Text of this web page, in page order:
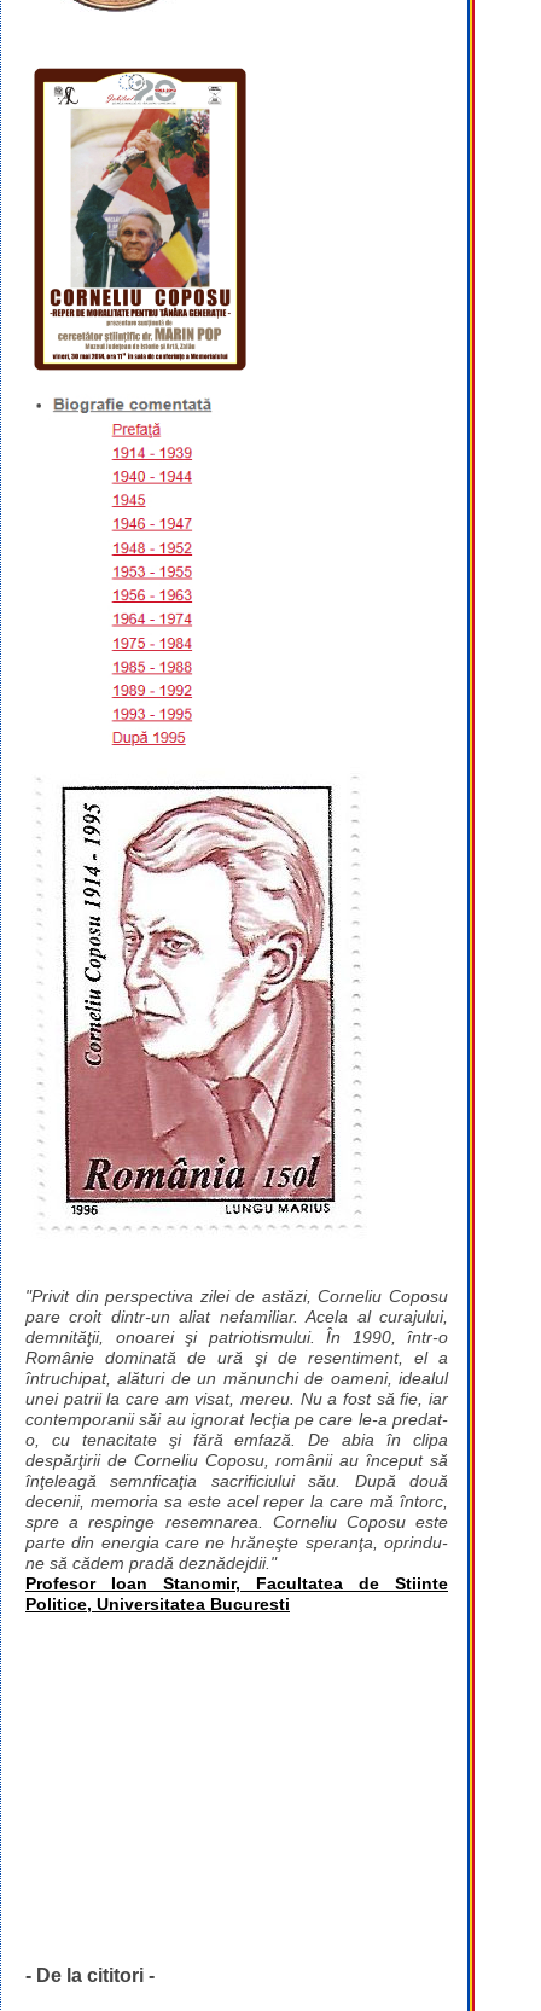
"Privit din perspectiva zilei de astăzi, Corneliu Coposu
pare croit dintr-un aliat nefamiliar. Acela al curajului,
demnităţii, onoarei şi patriotismului. În 1990, într-o
Românie dominată de ură şi de resentiment, el a
întruchipat, alături de un mănunchi de oameni, idealul
unei patrii la care am visat, mereu. Nu a fost să fie, iar
contemporanii săi au ignorat lecţia pe care le-a predat-
o, cu tenacitate şi fără emfază. De abia în clipa
despărţirii de Corneliu Coposu, românii au început să
înţeleagă semnficaţia sacrificiului său. După două
decenii, memoria sa este acel reper la care mă întorc,
spre a respinge resemnarea. Corneliu Coposu este
parte din energia care ne hrăneşte speranţa, oprindu-
ne să cădem pradă deznădejdii."
Profesor Ioan Stanomir, Facultatea de Stiinte
Politice, Universitatea Bucuresti
- De la cititori -